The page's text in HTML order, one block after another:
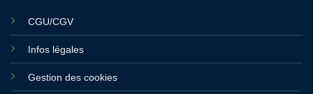
CGU/CGV
Infos légales
Gestion des cookies